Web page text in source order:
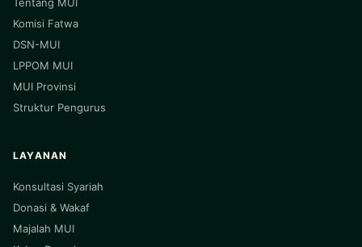
Komisi Fatwa
DSN-MUI
LPPOM MUI
MUI Provinsi
Struktur Pengurus
LAYANAN
Konsultasi Syariah
Donasi & Wakaf
Majalah MUI